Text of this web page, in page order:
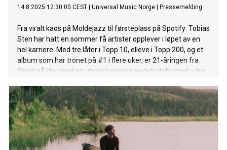
14.8.2025 12:30:00 CEST Universal Music Norge Pressemelding
Fra viralt kaos på Moldejazz til førsteplass på Spotify: Tobias
Sten har hatt en sommer få artister opplever i løpet av en
hel karriere. Med tre låter i Topp 10, elleve i Topp 200, og et
album som har tronet på #1 i flere uker, er 21-åringen fra
Stord nå klar med en utvidet versjon av debutalbumet – tre